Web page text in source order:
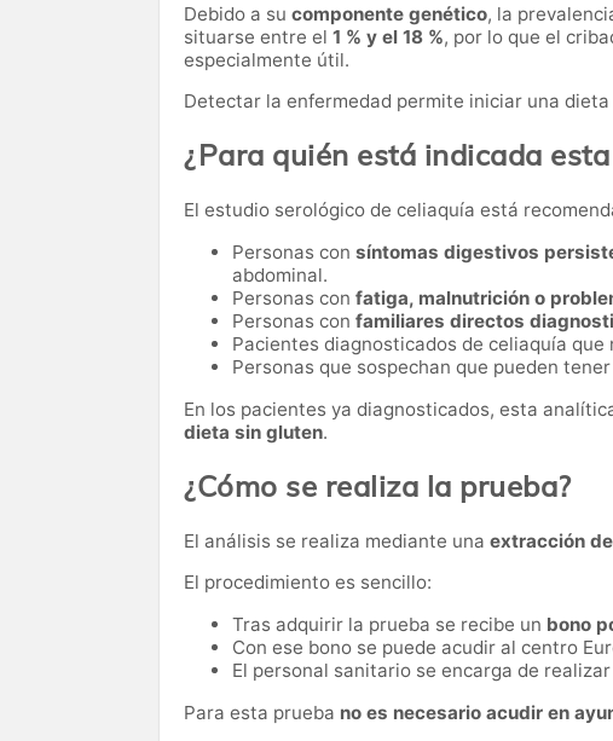
Debido a su componente genético, la
situarse entre el 1 % y el 18 %, por lo que el
especialmente útil.
Detectar la enfermedad permite iniciar una
¿Para quién está indicada
El estudio serológico de celiaquía está
Personas con síntomas digestivos
abdominal.
Personas con fatiga, malnutrición o
Personas con familiares directos
Pacientes diagnosticados de celiaquía
Personas que sospechan que pueden tener
En los pacientes ya diagnosticados, esta
dieta sin gluten.
¿Cómo se realiza la prueba?
El análisis se realiza mediante una extracción
El procedimiento es sencillo:
Tras adquirir la prueba se recibe un bono
Con ese bono se puede acudir al centro
El personal sanitario se encarga de
Para esta prueba no es necesario acudir en